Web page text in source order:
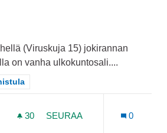
(Viruskuja 15) jokirannan
on vanha ulkokuntosali....
mukaan: Runosmäki-Raunistula
30 30 SEURAAJAA
SEURAA
0